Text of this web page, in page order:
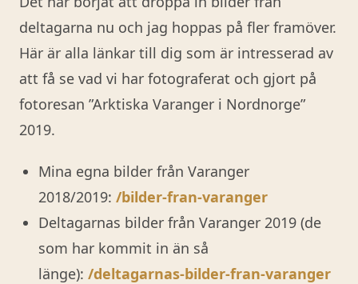
deltagarna nu och jag hoppas på fler framöver.
Här är alla länkar till dig som är intresserad av
att få se vad vi har fotograferat och gjort på
fotoresan ”Arktiska Varanger i Nordnorge”
2019.
Mina egna bilder från Varanger
2018/2019: /bilder-fran-varanger
Deltagarnas bilder från Varanger 2019 (de
som har kommit in än så
länge): /deltagarnas-bilder-fran-varanger